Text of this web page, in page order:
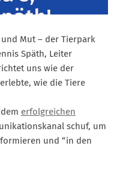
Mut – der Tierpark
Späth, Leiter
uns wie der
wie die Tiere
erfolgreichen
schuf, um
und “in den